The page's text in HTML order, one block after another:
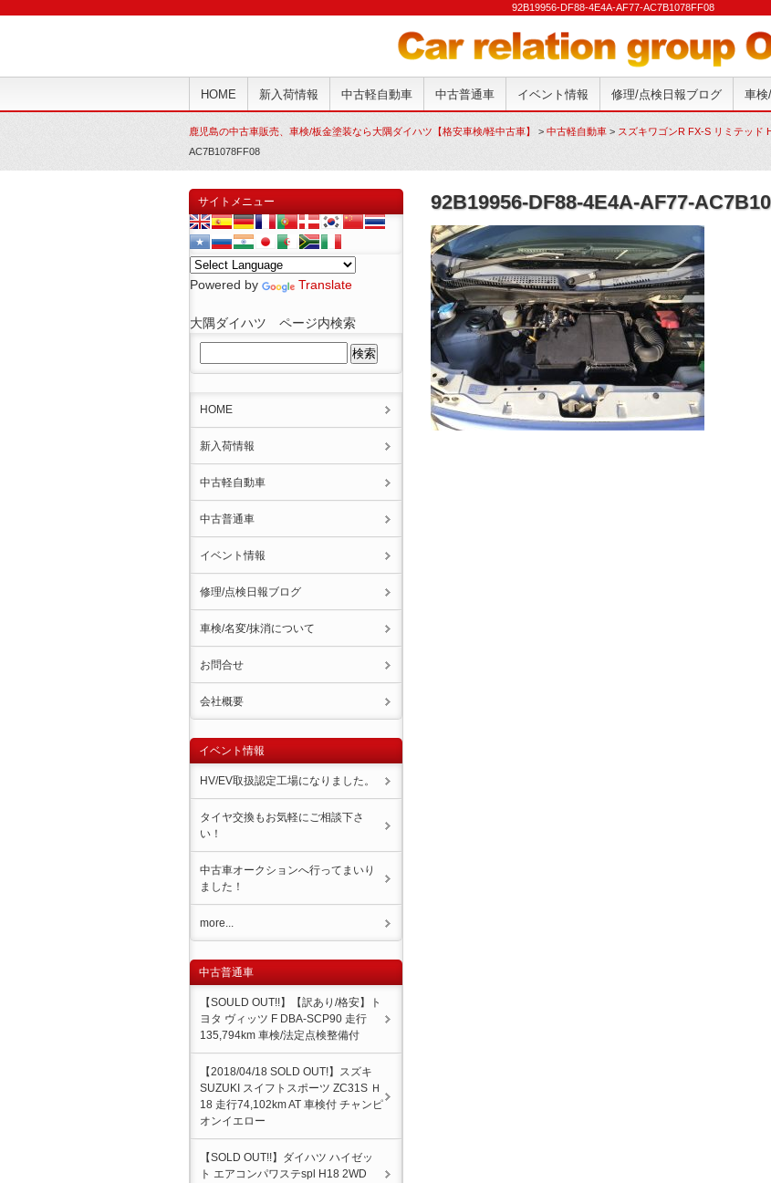
92B19956-DF88-4E4A-AF77-AC7B1078FF08
HOME 新入荷情報 中古軽自動車 中古普通車 イベント情報 修理/点検日報ブログ 車検
鹿児島の中古車販売、車検/板金塗装なら大隅ダイハツ【格安車検/軽中古車】 > 中古軽自動車 > スズキワゴンR FX-S リミテッド
AC7B1078FF08
92B19956-DF88-4E4A-AF77-
サイトメニュー
Powered by Translate
大隅ダイハツ ページ内検索
HOME
新入荷情報
中古軽自動車
中古普通車
イベント情報
修理/点検日報ブログ
車検/名変/抹消について
お問合せ
会社概要
イベント情報
HV/EV取扱認定工場になりました。
タイヤ交換もお気軽にご相談下さ
い！
中古車オークションへ行ってまいり
ました！
more...
中古普通車
【SOULD OUT!!】【訳あり/格安】ト
ヨタ ヴィッツ F DBA-SCP90 走行
135,794km 車検/法定点検整備付
【2018/04/18 SOLD OUT!】スズキ
SUZUKI スイフトスポーツ ZC31S Ｈ
18 走行74,102km AT 車検付 チャンピ
オンイエロー
【SOLD OUT!!】ダイハツ ハイゼッ
ト エアコンパワステspl H18 2WD